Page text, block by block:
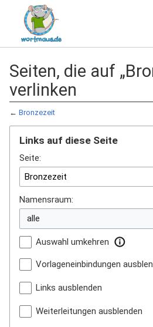
Seiten, die auf
verlinken
← Bronzezeit
Links auf diese Seite
Seite:
Namensraum:
Auswahl umkehren
Vorlageneinbindungen
Links ausblenden
Weiterleitungen ausblenden